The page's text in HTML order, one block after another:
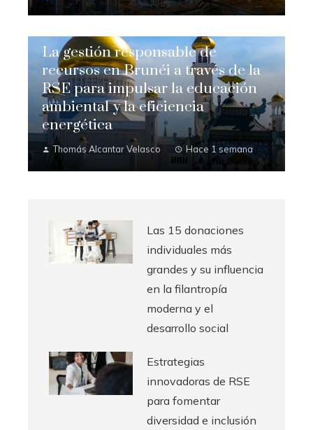
La gestión responsable de
recursos en Brunéi a través de la
RSE para impulsar la educación
ambiental y la eficiencia
energética
Thomás Alcantar Velasco Hace 1 semana
Las 15 donaciones
individuales más
grandes y su influencia
en la filantropía
moderna y el
desarrollo social
Estrategias
innovadoras de RSE
para fomentar
diversidad e inclusión